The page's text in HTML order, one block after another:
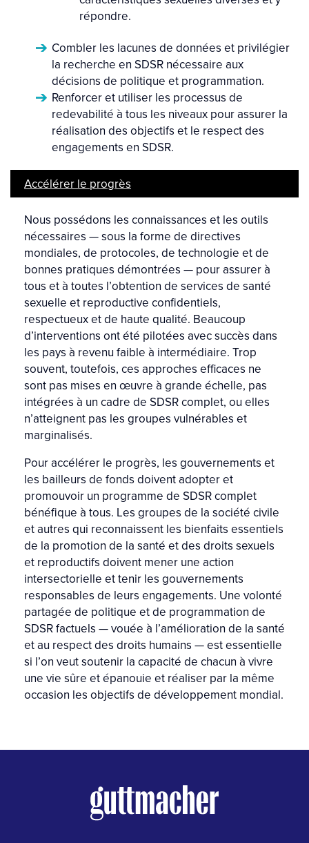
répondre.
Combler les lacunes de données et privilégier
la recherche en SDSR nécessaire aux
décisions de politique et programmation.
Renforcer et utiliser les processus de
redevabilité à tous les niveaux pour assurer la
réalisation des objectifs et le respect des
engagements en SDSR.
Accélérer le progrès
Nous possédons les connaissances et les outils
nécessaires — sous la forme de directives
mondiales, de protocoles, de technologie et de
bonnes pratiques démontrées — pour assurer à
tous et à toutes l’obtention de services de santé
sexuelle et reproductive confidentiels,
respectueux et de haute qualité. Beaucoup
d’interventions ont été pilotées avec succès dans
les pays à revenu faible à intermédiaire. Trop
souvent, toutefois, ces approches efficaces ne
sont pas mises en œuvre à grande échelle, pas
intégrées à un cadre de SDSR complet, ou elles
n’atteignent pas les groupes vulnérables et
marginalisés.
Pour accélérer le progrès, les gouvernements et
les bailleurs de fonds doivent adopter et
promouvoir un programme de SDSR complet
bénéfique à tous. Les groupes de la société civile
et autres qui reconnaissent les bienfaits essentiels
de la promotion de la santé et des droits sexuels
et reproductifs doivent mener une action
intersectorielle et tenir les gouvernements
responsables de leurs engagements. Une volonté
partagée de politique et de programmation de
SDSR factuels — vouée à l’amélioration de la santé
et au respect des droits humains — est essentielle
si l’on veut soutenir la capacité de chacun à vivre
une vie sûre et épanouie et réaliser par la même
occasion les objectifs de développement mondial.